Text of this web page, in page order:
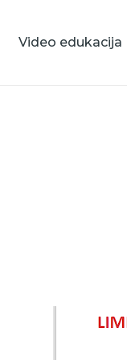
Video edukacija